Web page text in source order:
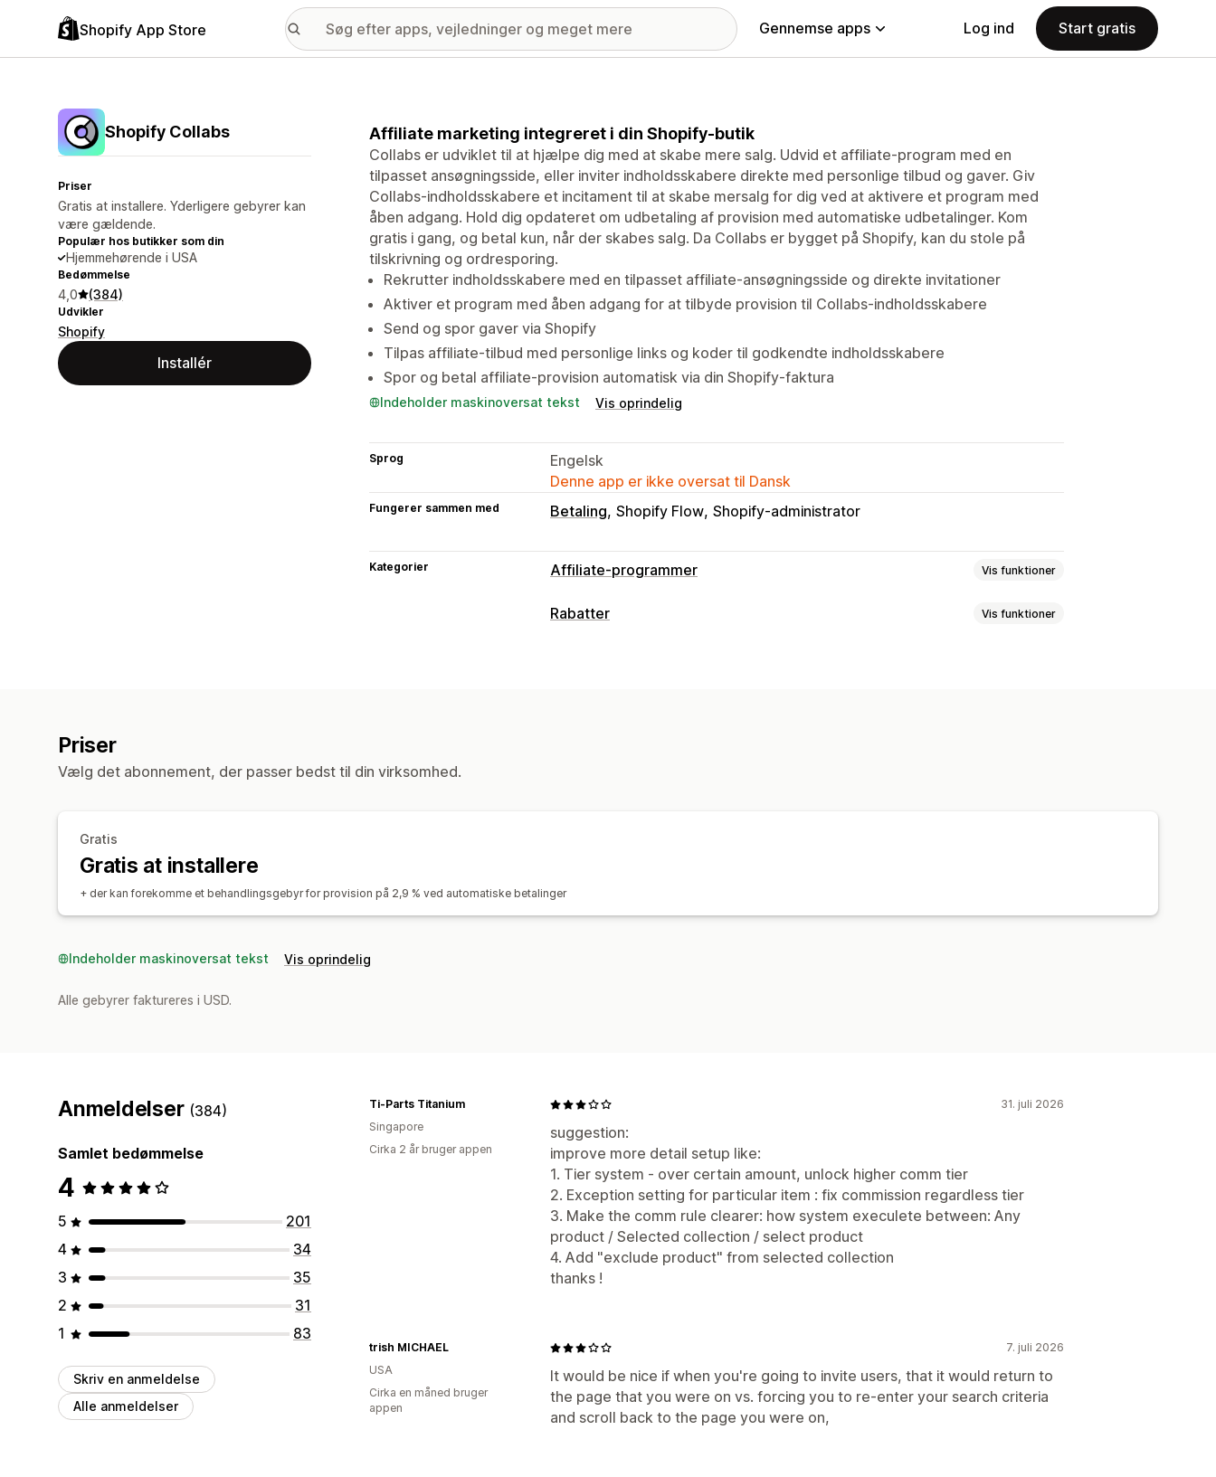
Shopify App Store Gennemse apps Log ind Start gratis
Shopify Collabs
Priser
Gratis at installere. Yderligere gebyrer kan
være gældende.
Populær hos butikker som din
Hjemmehørende i USA
Bedømmelse
4,0 (384)
Udvikler
Shopify
Installér
Affiliate marketing integreret i din Shopify-butik
Collabs er udviklet til at hjælpe dig med at skabe mere salg. Udvid et affiliate-program med en
tilpasset ansøgningsside, eller inviter indholdsskabere direkte med personlige tilbud og gaver. Giv
Collabs-indholdsskabere et incitament til at skabe mersalg for dig ved at aktivere et program med
åben adgang. Hold dig opdateret om udbetaling af provision med automatiske udbetalinger. Kom
gratis i gang, og betal kun, når der skabes salg. Da Collabs er bygget på Shopify, kan du stole på
tilskrivning og ordresporing.
Rekrutter indholdsskabere med en tilpasset affiliate-ansøgningsside og direkte invitationer
Aktiver et program med åben adgang for at tilbyde provision til Collabs-indholdsskabere
Send og spor gaver via Shopify
Tilpas affiliate-tilbud med personlige links og koder til godkendte indholdsskabere
Spor og betal affiliate-provision automatisk via din Shopify-faktura
Indeholder maskinoversat tekst Vis oprindelig
Sprog
Engelsk
Denne app er ikke oversat til Dansk
Fungerer sammen med Betaling Shopify Flow Shopify-administrator
Kategorier Affiliate-programmer Vis funktioner
Muligheder for kommission
Rabatter Vis funktioner
Priser
Vælg det abonnement, der passer bedst til din virksomhed.
Gratis
Gratis at installere
+ der kan forekomme et behandlingsgebyr for provision på 2,9 % ved automatiske betalinger
Indeholder maskinoversat tekst Vis oprindelig
Alle gebyrer faktureres i USD.
Anmeldelser (384)
Samlet bedømmelse
4
5
201
4
34
3
35
2
31
1
83
Skriv en anmeldelse
Alle anmeldelser
31. juli 2026
suggestion:
improve more detail setup like:
1. Tier system - over certain amount, unlock higher comm tier
2. Exception setting for particular item : fix commission regardless tier
3. Make the comm rule clearer: how system execulete between: Any
product / Selected collection / select product
4. Add "exclude product" from selected collection
thanks !
Ti-Parts Titanium
Singapore
Cirka 2 år bruger appen
7. juli 2026
It would be nice if when you're going to invite users, that it would return to
the page that you were on vs. forcing you to re-enter your search criteria
and scroll back to the page you were on,
trish MICHAEL
USA
Cirka en måned bruger
appen